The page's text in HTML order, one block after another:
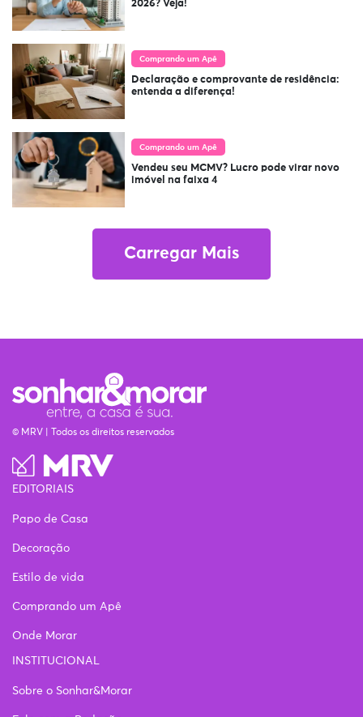
2026? Veja!
Comprando um Apê
Declaração e comprovante de residência:
entenda a diferença!
Comprando um Apê
Vendeu seu MCMV? Lucro pode virar novo
imóvel na faixa 4
Carregar Mais
© MRV | Todos os direitos reservados
EDITORIAIS
Papo de Casa
Decoração
Estilo de vida
Comprando um Apê
Onde Morar
INSTITUCIONAL
Sobre o Sonhar&Morar